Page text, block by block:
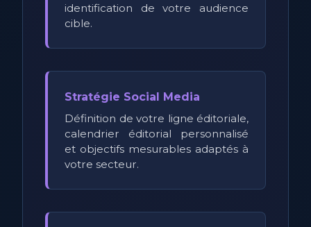
identification de votre audience
cible.
Stratégie Social Media
Définition de votre ligne éditoriale,
calendrier éditorial personnalisé
et objectifs mesurables adaptés à
votre secteur.